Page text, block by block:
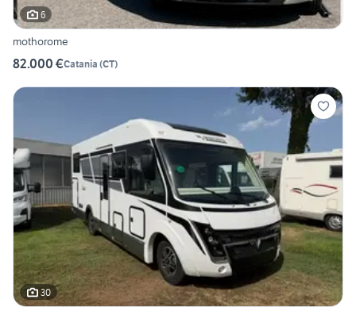
6
mothorome
82.000 €Catania (CT)
30